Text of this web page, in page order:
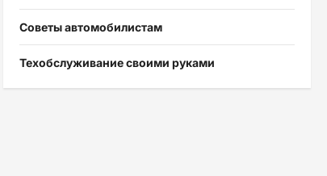
Советы автомобилистам
Техобслуживание своими руками